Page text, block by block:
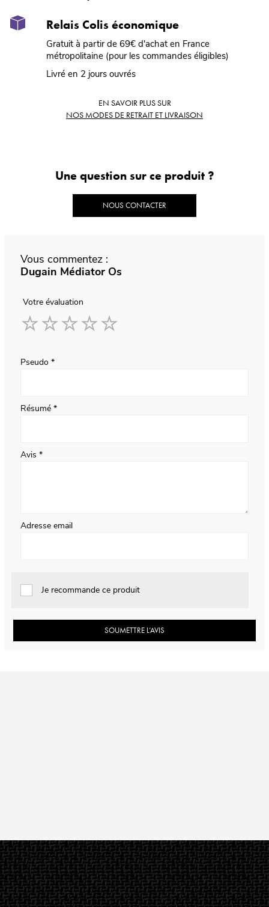
Relais Colis économique
Gratuit à partir de 69€ d'achat en France
métropolitaine (pour les commandes éligibles)
Livré en 2 jours ouvrés
EN SAVOIR PLUS SUR
NOS MODES DE RETRAIT ET LIVRAISON
Une question sur ce produit ?
NOUS CONTACTER
Vous commentez :
Dugain Médiator Os
Votre évaluation
Pseudo
Résumé
Avis
Adresse email
Je recommande ce produit
SOUMETTRE L’AVIS